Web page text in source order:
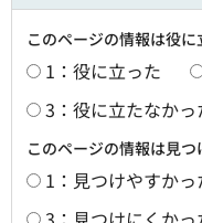
このページの情報は役に
1：役に立った
3：役に立たなかっ
このページの情報は見
1：見つけやすかっ